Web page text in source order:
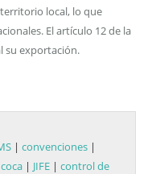
local, lo que
El artículo 12 de la
su exportación.
| convenciones |
coca | JIFE | control de